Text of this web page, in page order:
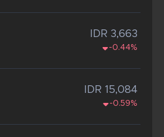
IDR 3,663
-0.44%
IDR 15,084
-0.59%